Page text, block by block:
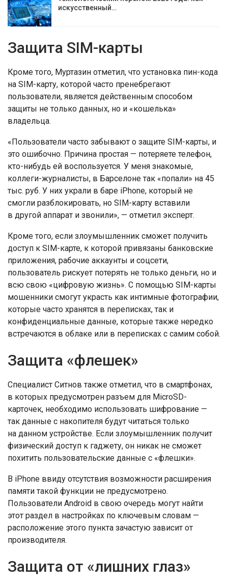
искусственный…
Защита SIM-карты
Кроме того, Муртазин отметил, что установка пин-кода
на SIM-карту, которой часто пренебрегают
пользователи, является действенным способом
защиты не только данных, но и «кошелька»
владельца.
«Пользователи часто забывают о защите SIM-карты, и
это ошибочно. Причина простая — потеряете телефон,
кто-нибудь ей воспользуется. У меня знакомые,
коллеги-журналисты, в Барселоне так «попали» на 45
тыс. руб. У них украли в баре iPhone, который не
смогли разблокировать, но SIM-карту вставили
в другой аппарат и звонили», — отметил эксперт.
Кроме того, если злоумышленник сможет получить
доступ к SIM-карте, к которой привязаны банковские
приложения, рабочие аккаунты и соцсети,
пользователь рискует потерять не только деньги, но и
всю свою «цифровую жизнь». С помощью SIM-карты
мошенники смогут украсть как интимные фотографии,
которые часто хранятся в переписках, так и
конфиденциальные данные, которые также нередко
встречаются в облаке или в переписках с самим собой.
Защита «флешек»
Специалист Ситнов также отметил, что в смартфонах,
в которых предусмотрен разъем для MicroSD-
карточек, необходимо использовать шифрование —
так данные с накопителя будут читаться только
на данном устройстве. Если злоумышленник получит
физический доступ к гаджету, он никак не сможет
похитить пользовательские данные с «флешки».
В iPhone ввиду отсутствия возможности расширения
памяти такой функции не предусмотрено.
Пользователи Android в свою очередь могут найти
этот раздел в настройках по ключевым словам —
расположение этого пункта зачастую зависит от
производителя.
Защита от «лишних глаз»